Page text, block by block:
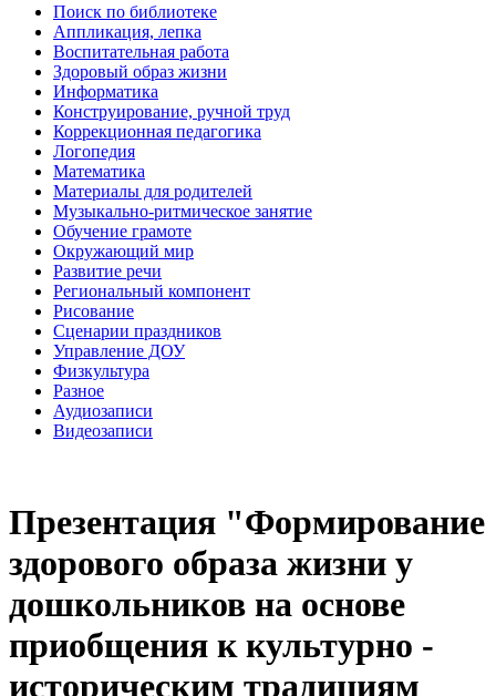
Поиск по библиотеке
Аппликация, лепка
Воспитательная работа
Здоровый образ жизни
Информатика
Конструирование, ручной труд
Коррекционная педагогика
Логопедия
Математика
Материалы для родителей
Музыкально-ритмическое занятие
Обучение грамоте
Окружающий мир
Развитие речи
Региональный компонент
Рисование
Сценарии праздников
Управление ДОУ
Физкультура
Разное
Аудиозаписи
Видеозаписи
Презентация "Формирование
здорового образа жизни у
дошкольников на основе
приобщения к культурно -
историческим традициям